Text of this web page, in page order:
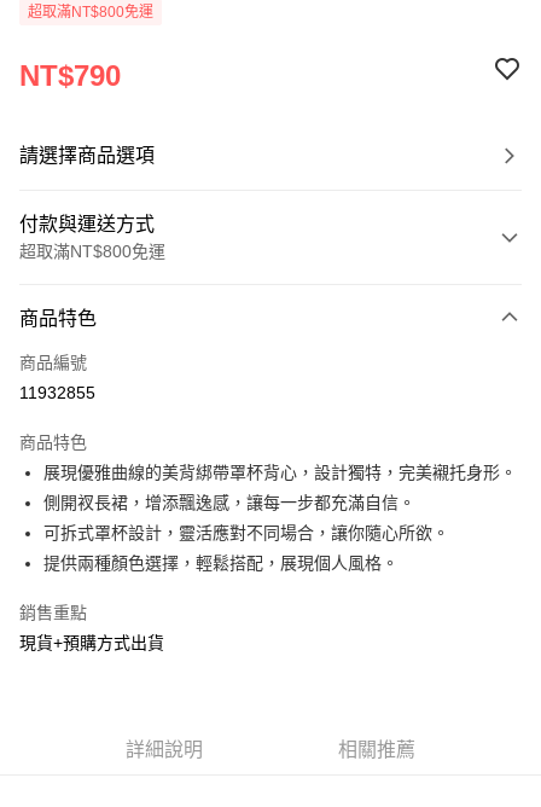
超取滿NT$800免運
NT$790
請選擇商品選項
付款與運送方式
超取滿NT$800免運
信用卡一次付款
超商取貨付款
Apple Pay
街口支付
悠遊付
Google Pay
AFTEE先享後付
商品特色
商品編號
11932855
商品特色
展現優雅曲線的美背綁帶罩杯背心，設計獨特，完美襯托身形。
側開衩長裙，增添飄逸感，讓每一步都充滿自信。
可拆式罩杯設計，靈活應對不同場合，讓你隨心所欲。
提供兩種顏色選擇，輕鬆搭配，展現個人風格。
銷售重點
現貨+預購方式出貨
詳細說明 相關推薦